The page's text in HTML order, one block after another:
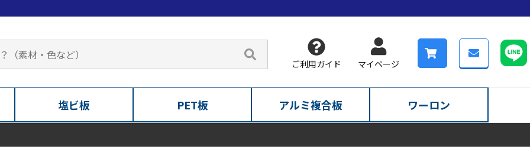
ご利用ガイド マイページ
塩ビ板 PET板 アルミ複合板 ワーロン